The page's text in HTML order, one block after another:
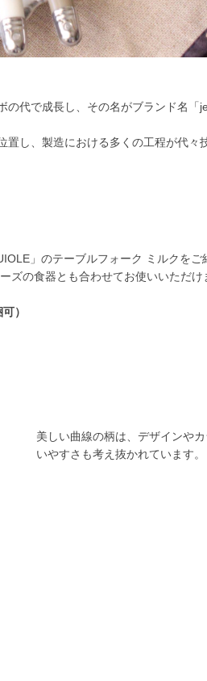
代で成長し、その名がブランド名「
し、製造における多くの工程が代々
」のテーブルフォーク ミルクをご
ズの食器とも合わせてお使いいただけ
）
美しい曲線の柄は、デザインや
いやすさも考え抜かれています。